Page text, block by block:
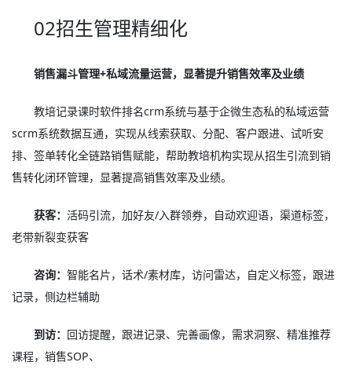
02招生管理精细化
销售漏斗管理+私域流量运营，显著提升销售效率及业绩
教培记录课时软件排名crm系统与基于企微生态私的私域运营
scrm系统数据互通，实现从线索获取、分配、客户跟进、试听安
排、签单转化全链路销售赋能，帮助教培机构实现从招生引流到销
售转化闭环管理，显著提高销售效率及业绩。
获客：活码引流，加好友/入群领券，自动欢迎语，渠道标签，
老带新裂变获客
咨询：智能名片，话术/素材库，访问雷达，自定义标签，跟进
记录，侧边栏辅助
到访： 回访提醒，跟进记录、完善画像，需求洞察、精准推荐
课程，销售SOP、